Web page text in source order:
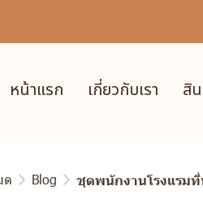
หน้าแรก เกี่ยวกับเรา สิ
ด Blog ชุดพนักงานโรงแรม